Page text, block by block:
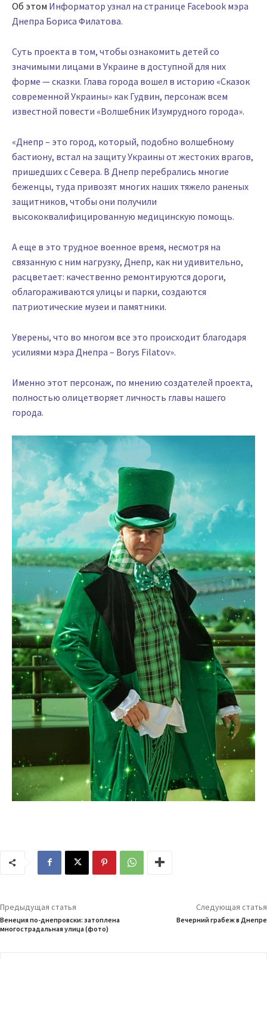
Об этом Информатор узнал на странице Facebook мэра
Днепра Бориса Филатова.
Суть проекта в том, чтобы ознакомить детей со
значимыми лицами в Украине в доступной для них
форме — сказки. Глава города вошел в историю «Сказок
современной Украины» как Гудвин, персонаж всем
известной повести «Волшебник Изумрудного города».
«Днепр – это город, который, подобно волшебному
бастиону, встал на защиту Украины от жестоких врагов,
пришедших с Севера. В Днепр перебрались многие
беженцы, туда привозят многих наших тяжело раненых
защитников, чтобы они получили
высококвалифицированную медицинскую помощь.
А еще в это трудное военное время, несмотря на
связанную с ним нагрузку, Днепр, как ни удивительно,
расцветает: качественно ремонтируются дороги,
облагораживаются улицы и парки, создаются
патриотические музеи и памятники.
Уверены, что во многом все это происходит благодаря
усилиями мэра Днепра – Borys Filatov».
Именно этот персонаж, по мнению создателей проекта,
полностью олицетворяет личность главы нашего
города.
Предыдущая статья
Венеция по-днепровски: затоплена
многострадальная улица (фото)
Следующая статья
Вечерний грабеж в Днепре